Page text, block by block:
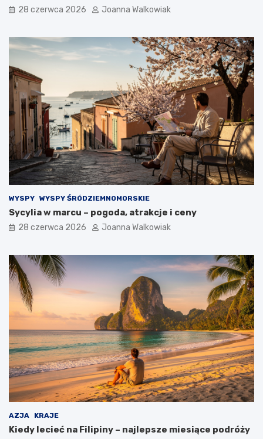
28 czerwca 2026 Joanna Walkowiak
WYSPY WYSPY ŚRÓDZIEMNOMORSKIE
Sycylia w marcu – pogoda, atrakcje i ceny
28 czerwca 2026 Joanna Walkowiak
AZJA KRAJE
Kiedy lecieć na Filipiny – najlepsze miesiące podróży